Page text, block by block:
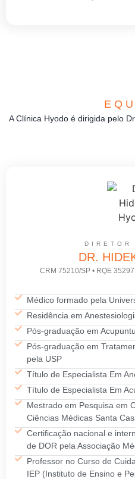
A Clínica Hyodo é dirigida pelo
DIRETOR
DR.
CRM 75210/SP • RQE
Médico formado pela
Residência em
Pós-graduação em
Pós-graduação em
pela USP
Título de Especialista Em
Título de Especialista Em
Mestrado em Pesquisa em
Ciências Médicas Santa
Certificação nacional e
de DOR pela Associação
Professor no Curso de
IEP (Instituto de Ensino e